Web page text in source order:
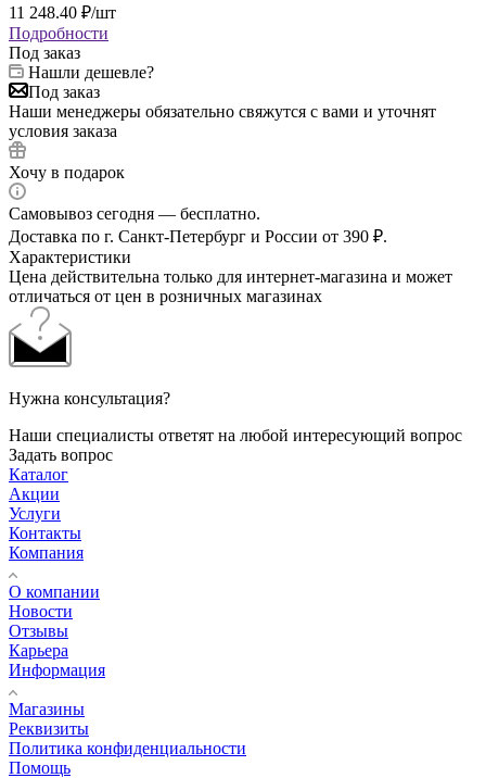
11 248.40 ₽/шт
Подробности
Под заказ
Нашли дешевле?
Под заказ
Наши менеджеры обязательно свяжутся с вами и уточнят
условия заказа
Хочу в подарок
Самовывоз сегодня — бесплатно.
Доставка по г. Санкт-Петербург и России от 390 ₽.
Характеристики
Цена действительна только для интернет-магазина и может
отличаться от цен в розничных магазинах
Нужна консультация?
Наши специалисты ответят на любой интересующий вопрос
Задать вопрос
Каталог
Акции
Услуги
Контакты
Компания
О компании
Новости
Отзывы
Карьера
Информация
Магазины
Реквизиты
Политика конфиденциальности
Помощь